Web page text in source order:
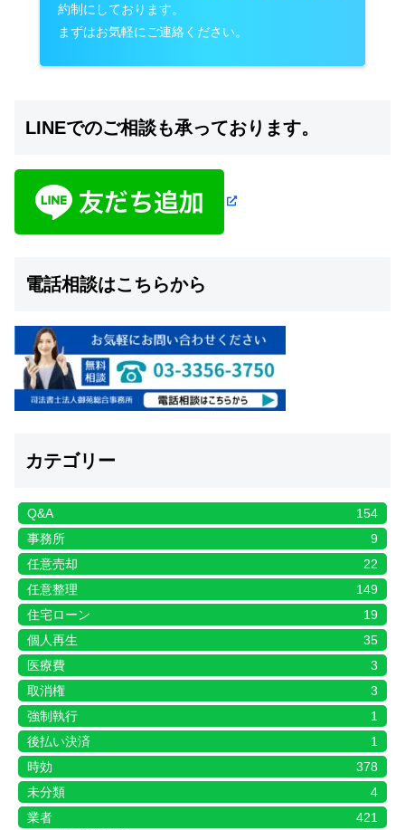
約制にしております。
まずはお気軽にご連絡ください。
LINEでのご相談も承っております。
電話相談はこちらから
カテゴリー
Q&A
154
事務所
9
任意売却
22
任意整理
149
住宅ローン
19
個人再生
35
医療費
3
取消権
3
強制執行
1
後払い決済
1
時効
378
未分類
4
業者
421